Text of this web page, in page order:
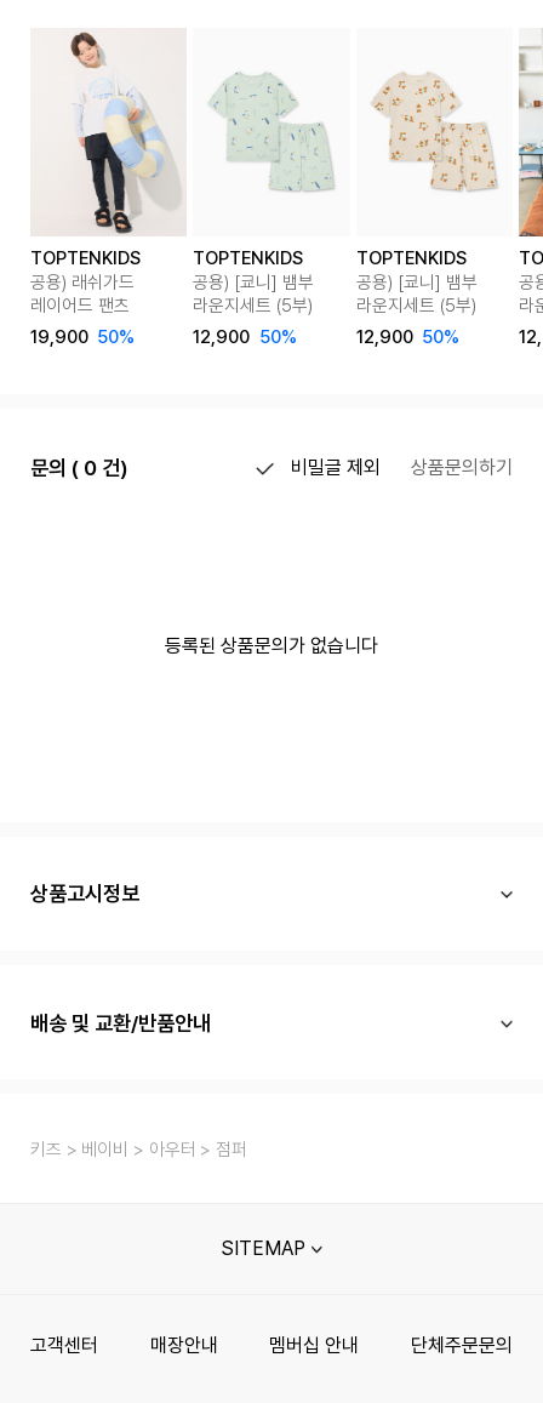
TOPTENKIDS
공용) 래쉬가드
레이어드 팬츠
19,900 50%
TOPTENKIDS
공용) [쿄니] 뱀부
라운지세트 (5부)
12,900 50%
TOPTENKIDS
공용) [쿄니] 뱀부
라운지세트 (5부)
12,900 50%
공
라
문의 ( 0 건) 비밀글 제외 상품문의하기
등록된 상품문의가 없습니다
상품고시정보
배송 및 교환/반품안내
키즈 베이비 아우터 점퍼
SITEMAP
고객센터 매장안내 멤버십 안내 단체주문문의